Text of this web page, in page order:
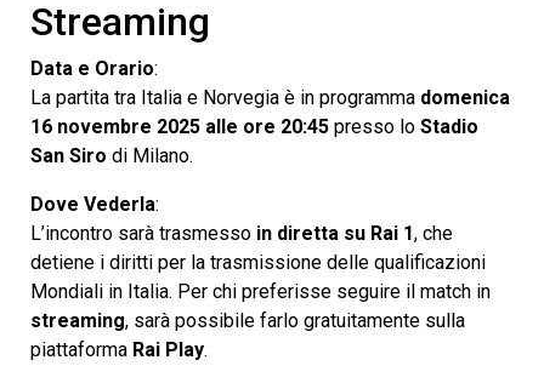
Streaming
Data e Orario:
La partita tra Italia e Norvegia è in programma domenica
16 novembre 2025 alle ore 20:45 presso lo Stadio
San Siro di Milano.
Dove Vederla:
L’incontro sarà trasmesso in diretta su Rai 1, che
detiene i diritti per la trasmissione delle qualificazioni
Mondiali in Italia. Per chi preferisse seguire il match in
streaming, sarà possibile farlo gratuitamente sulla
piattaforma Rai Play.